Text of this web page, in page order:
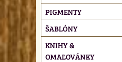
PIGMENTY
ŠABLÓNY
KNIHY &
OMAĽOVÁNKY